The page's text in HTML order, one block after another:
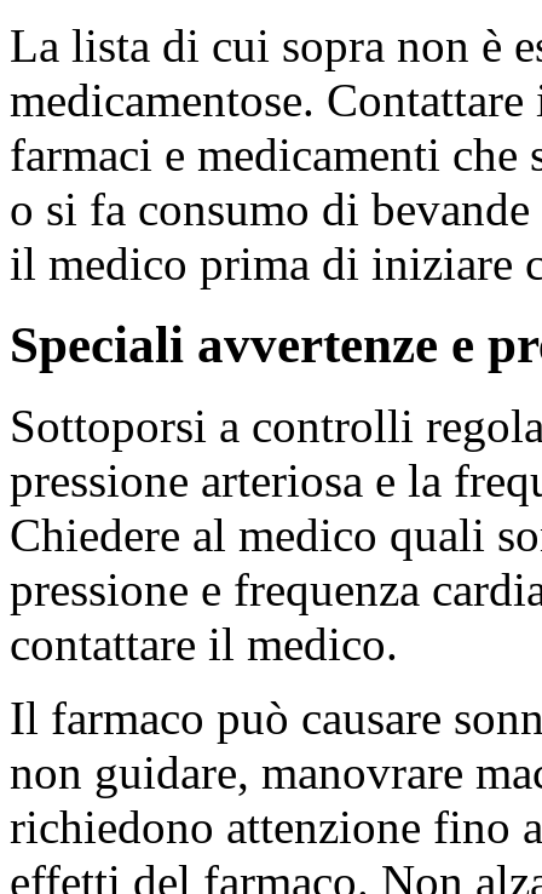
La lista di cui sopra non è
medicamentose.
farmaci e medicamenti che
o si fa consumo di
il medico prima di iniziare
Speciali avvertenze e
Sottoporsi a controlli
pressione arteriosa e la
Chiedere al medico quali
pressione e frequenza
contattare il medico.
Il farmaco può causare
non guidare, manovrare
richiedono attenzione fino
effetti del farmaco. Non